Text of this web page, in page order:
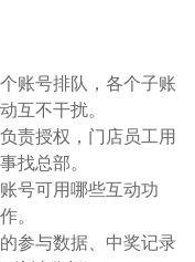
账号排队，各个子账
互不干扰。
责授权，门店员工用
找总部。
号可用哪些互动功
。
参与数据、中奖记录